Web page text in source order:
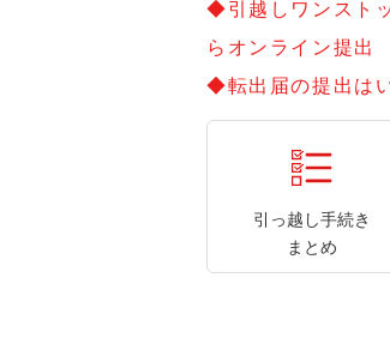
◆引越しワンスト
らオンライン提出
◆転出届の提出は
引っ越し手続き
まとめ